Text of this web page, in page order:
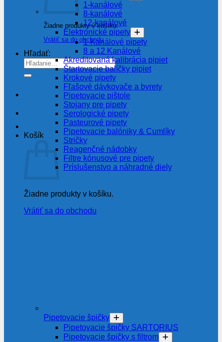
Žiadne produkty v košíku.
Vrátiť sa do obchodu
Hľadať:
Košík
Žiadne produkty v košíku.
Vrátiť sa do obchodu
1-kanálové
8-kanálové
12-kanálové
Elektronické pipety
1-Kanálové pipety
8 a 12 Kanálové
Akreditovaná kalibrácia pipiet
Štartovacie balíčky pipiet
Krokové pipety
Fľašové dávkovače a byrety
Pipetovacie pištole
Stojany pre pipety
Serologické pipety
Pasteurové pipety
Pipetovacie balóniky & Cumlíky
Stričky
Reagenčné nádobky
Filtre kónusové pre pipety
Príslušenstvo a náhradné diely
Pipetovacie špičky
Pipetovacie špičky SARTORIUS
Pipetovacie špičky s filtrom